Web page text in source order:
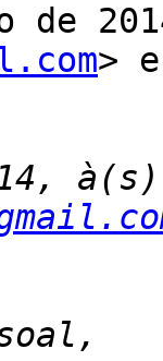
de
>